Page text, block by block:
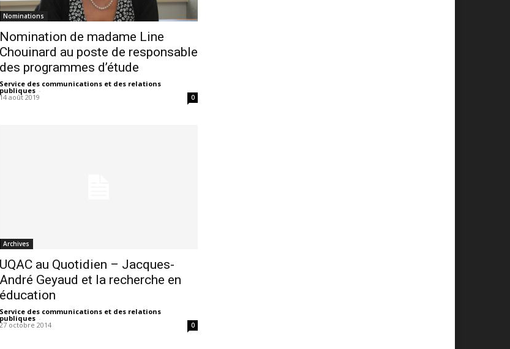
Nominations
Nomination de madame Line
Chouinard au poste de responsable
des programmes d’étude
Service des communications et des relations
publiques -
14 août 2019 0
Archives
UQAC au Quotidien – Jacques-
André Geyaud et la recherche en
éducation
Service des communications et des relations
publiques -
27 octobre 2014 0